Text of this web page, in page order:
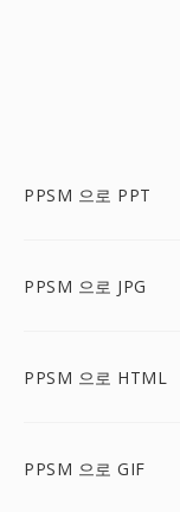
PPSM 으로 PPT
PPSM 으로 JPG
PPSM 으로 HTML
PPSM 으로 GIF